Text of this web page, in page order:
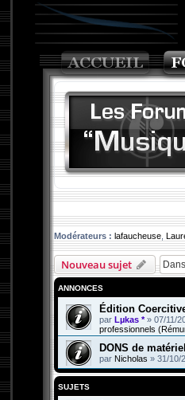
Modérateurs : lafaucheuse
Nouveau sujet
ANNONCES
Édition
par Lµkas *» 07/11/
professionnels
DONS de
par Nicholas » 31/10/
SUJETS